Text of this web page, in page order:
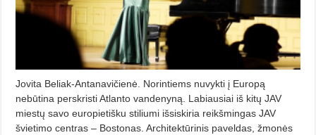
Jovita Beliak-Antanavičienė. Norintiems nuvykti į Europą
nebūtina perskristi Atlanto vandenyną. Labiausiai iš kitų JAV
miestų savo europietišku stiliumi išsiskiria reikšmingas JAV
švietimo centras – Bostonas. Architektūrinis paveldas, žmonės